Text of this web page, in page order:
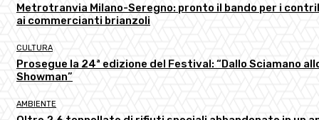
Metrotranvia Milano-Seregno: pronto il bando per i
ai commercianti brianzoli
CULTURA
Prosegue la 24ª edizione del Festival: “Dallo Sciamano
Showman”
AMBIENTE